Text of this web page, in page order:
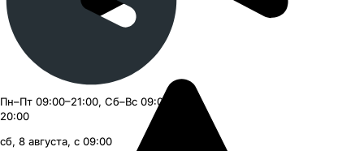
Пн–Пт 09:00–21:00, Сб–Вс 09:00–
20:00
сб, 8 августа, с 09:00